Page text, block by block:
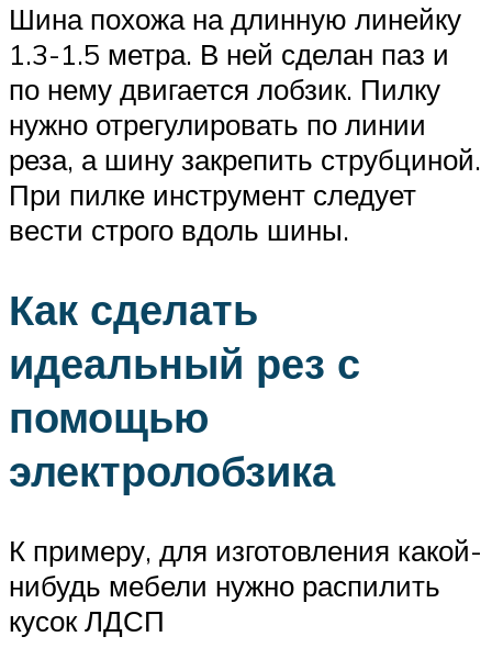
Шина похожа на длинную линейку
1.3-1.5 метра. В ней сделан паз и
по нему двигается лобзик. Пилку
нужно отрегулировать по линии
реза, а шину закрепить струбциной.
При пилке инструмент следует
вести строго вдоль шины.
Как сделать
идеальный рез с
помощью
электролобзика
К примеру, для изготовления какой-
нибудь мебели нужно распилить
кусок ЛДСП